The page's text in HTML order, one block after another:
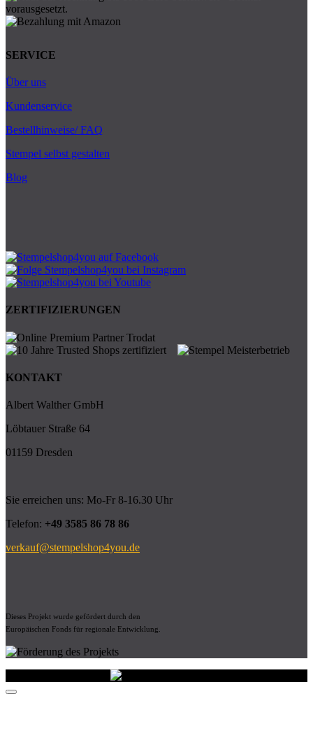
SERVICE
Über uns
Kundenservice
Bestellhinweise/ FAQ
Stempel selbst gestalten
Blog
ZERTIFIZIERUNGEN
KONTAKT
Albert Walther GmbH
Löbtauer Straße 64
01159 Dresden
Sie erreichen uns: Mo-Fr 8-16.30 Uhr
Telefon: +49 3585 86 78 86
verkauf@stempelshop4you.de
Dieses Projekt wurde gefördert durch den
Europäischen Fonds für regionale Entwicklung.